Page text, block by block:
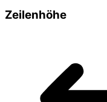
Zeilenhöhe